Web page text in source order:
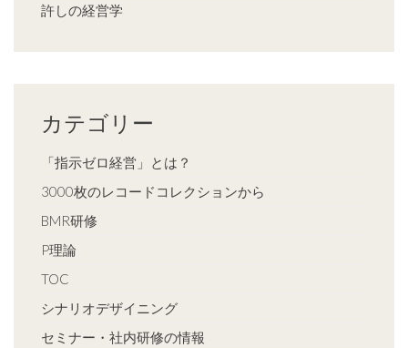
許しの経営学
カテゴリー
「指示ゼロ経営」とは？
3000枚のレコードコレクションから
BMR研修
P理論
TOC
シナリオデザイニング
セミナー・社内研修の情報